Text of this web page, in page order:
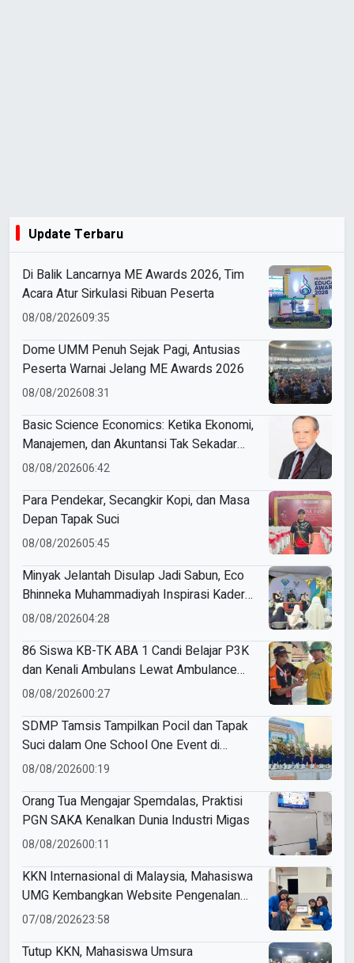
Update Terbaru
Di Balik Lancarnya ME Awards 2026, Tim
Acara Atur Sirkulasi Ribuan Peserta
08/08/202609:35
Dome UMM Penuh Sejak Pagi, Antusias
Peserta Warnai Jelang ME Awards 2026
08/08/202608:31
Basic Science Economics: Ketika Ekonomi,
Manajemen, dan Akuntansi Tak Sekadar
Bicara Angka
08/08/202606:42
Para Pendekar, Secangkir Kopi, dan Masa
Depan Tapak Suci
08/08/202605:45
Minyak Jelantah Disulap Jadi Sabun, Eco
Bhinneka Muhammadiyah Inspirasi Kader
Nasyiatul Aisyiyah
08/08/202604:28
86 Siswa KB-TK ABA 1 Candi Belajar P3K
dan Kenali Ambulans Lewat Ambulance
Goes to Schools
08/08/202600:27
SDMP Tamsis Tampilkan Pocil dan Tapak
Suci dalam One School One Event di
Mojokerto
08/08/202600:19
Orang Tua Mengajar Spemdalas, Praktisi
PGN SAKA Kenalkan Dunia Industri Migas
08/08/202600:11
KKN Internasional di Malaysia, Mahasiswa
UMG Kembangkan Website Pengenalan
Budaya Indonesia
07/08/202623:58
Tutup KKN, Mahasiswa Umsura